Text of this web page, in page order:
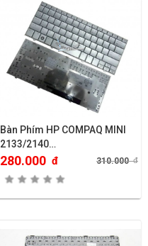
Bàn Phím HP COMPAQ MINI
2133/2140…
280.000 đ 310.000đ